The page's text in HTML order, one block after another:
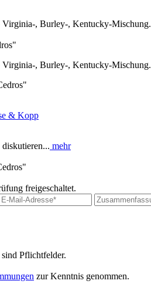
Virginia-, Burley-, Kentucky-Mischung.
Virginia-, Burley-, Kentucky-Mischung.
& Kopp
mehr
freigeschaltet.
Pflichtfelder.
zur Kenntnis genommen.